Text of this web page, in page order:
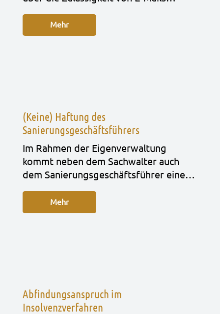
Mehr
(Keine) Haftung des
Sanierungsgeschäftsführers
Im Rah­men der Eigen­ver­wal­tung
kommt neben dem Sach­wal­ter auch
dem Sanie­rungs­ge­schäfts­füh­rer eine…
Mehr
Abfindungsanspruch im
Insolvenzverfahren